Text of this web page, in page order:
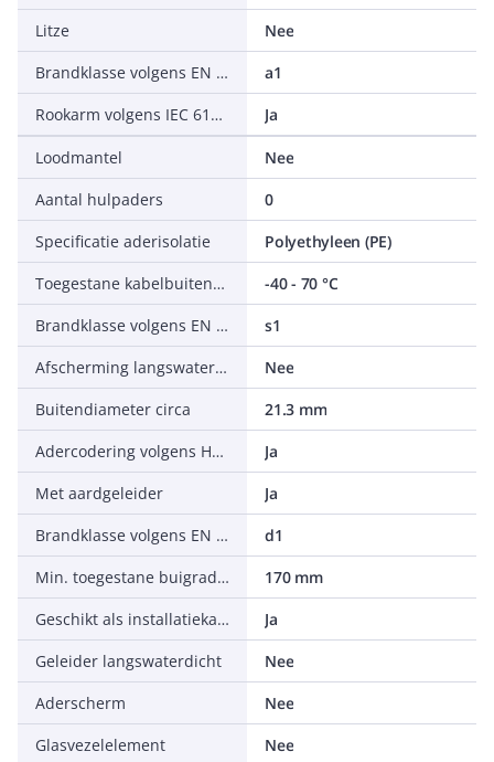
Litze
Nee
Brandklasse volgens EN 13501-6: corrosiviteit/zuurgraad
a1
Rookarm volgens IEC 61034-2
Ja
Loodmantel
Nee
Aantal hulpaders
0
Specificatie aderisolatie
Polyethyleen (PE)
Toegestane kabelbuitentemperatuur na montage zonder vibratie
-40 - 70 °C
Brandklasse volgens EN 13501-6: rookontwikkeling
s1
Afscherming langswaterdicht
Nee
Buitendiameter circa
21.3 mm
Adercodering volgens HD 308 S2
Ja
Met aardgeleider
Ja
Brandklasse volgens EN 13501-6: brandende vallende druppels/deeltjes
d1
Min. toegestane buigradius stationaire toepassing/vast verlegd
170 mm
Geschikt als installatiekabel
Ja
Geleider langswaterdicht
Nee
Aderscherm
Nee
Glasvezelelement
Nee